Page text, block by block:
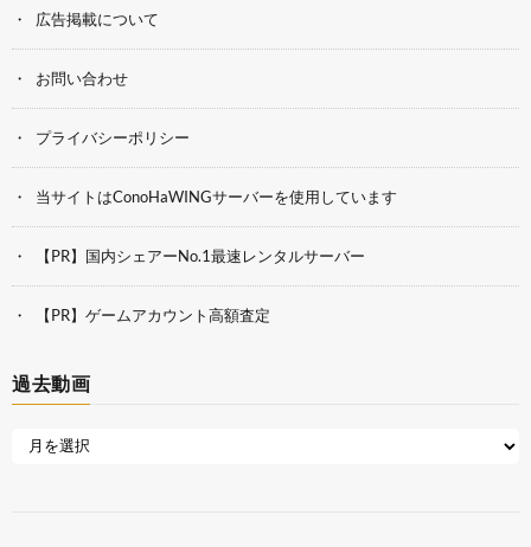
広告掲載について
お問い合わせ
プライバシーポリシー
当サイトはConoHaWINGサーバーを使用しています
【PR】国内シェアーNo.1最速レンタルサーバー
【PR】ゲームアカウント高額査定
過去動画